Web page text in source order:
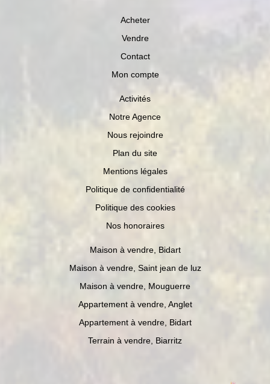
Acheter
Vendre
Contact
Mon compte
Activités
Notre Agence
Nous rejoindre
Plan du site
Mentions légales
Politique de confidentialité
Politique des cookies
Nos honoraires
Maison à vendre, Bidart
Maison à vendre, Saint jean de luz
Maison à vendre, Mouguerre
Appartement à vendre, Anglet
Appartement à vendre, Bidart
Terrain à vendre, Biarritz